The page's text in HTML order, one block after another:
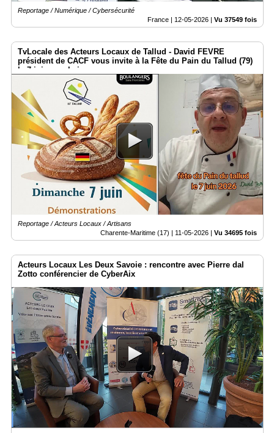
Reportage / Numérique / Cybersécurité
France | 12-05-2026 | Vu 37549 fois
TvLocale des Acteurs Locaux de Tallud - David FEVRE
président de CACF vous invite à la Fête du Pain du Tallud (79)
le 7 juin prochain
Reportage / Acteurs Locaux / Artisans
Charente-Maritime (17) | 11-05-2026 | Vu 34695 fois
Acteurs Locaux Les Deux Savoie : rencontre avec Pierre dal
Zotto conférencier de CyberAix